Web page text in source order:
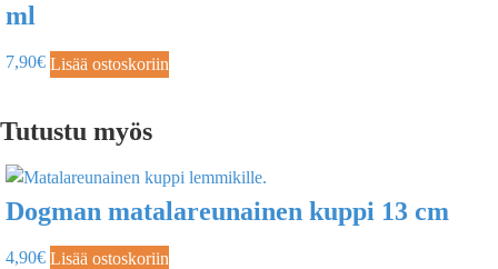
ml
7,90€ Lisää ostoskoriin
Tutustu myös
Dogman matalareunainen kuppi 13 cm
4,90€ Lisää ostoskoriin